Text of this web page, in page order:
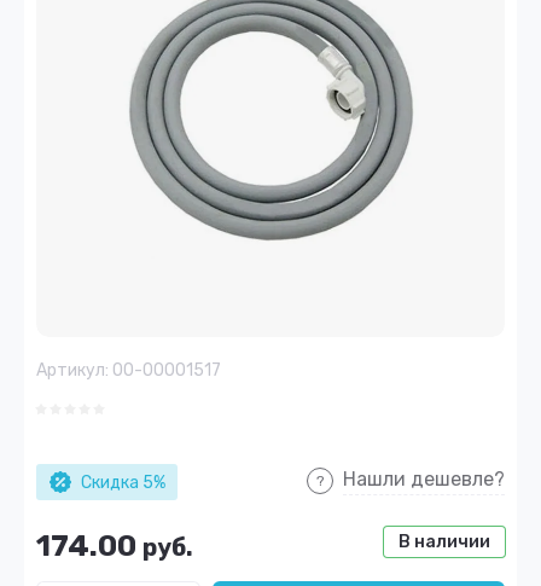
Артикул: 00-00001517
Скидка 5% Нашли дешевле?
В наличии
174.00 руб.